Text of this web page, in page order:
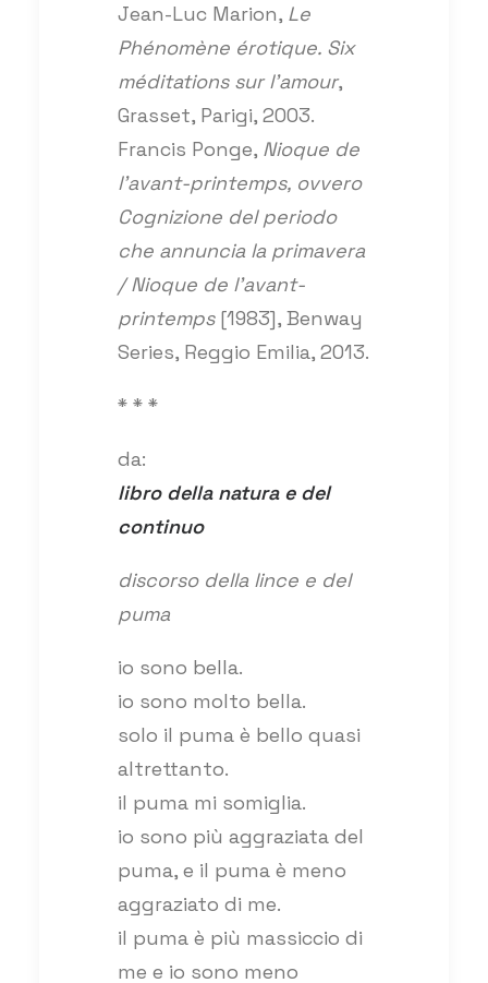
Jean-Luc Marion, Le
Phénomène érotique. Six
méditations sur l’amour,
Grasset, Parigi, 2003.
Francis Ponge, Nioque de
l’avant-printemps, ovvero
Cognizione del periodo
che annuncia la primavera
/ Nioque de l’avant-
printemps [1983], Benway
Series, Reggio Emilia, 2013.
* * *
da:
libro della natura e del
continuo
discorso della lince e del
puma
io sono bella.
io sono molto bella.
solo il puma è bello quasi
altrettanto.
il puma mi somiglia.
io sono più aggraziata del
puma, e il puma è meno
aggraziato di me.
il puma è più massiccio di
me e io sono meno